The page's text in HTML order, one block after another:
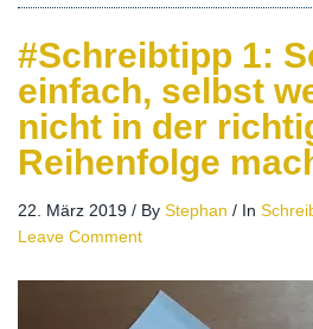
#Schreibtipp 1:
einfach, selbst
nicht in der
Reihenfolge
22. März 2019 / By Stephan / In
Leave Comment